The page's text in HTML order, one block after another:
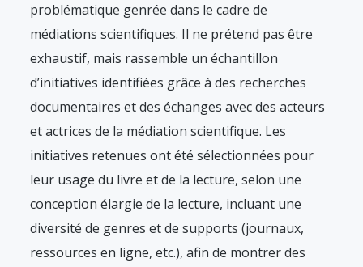
problématique genrée dans le cadre de
médiations scientifiques. Il ne prétend pas être
exhaustif, mais rassemble un échantillon
d’initiatives identifiées grâce à des recherches
documentaires et des échanges avec des acteurs
et actrices de la médiation scientifique. Les
initiatives retenues ont été sélectionnées pour
leur usage du livre et de la lecture, selon une
conception élargie de la lecture, incluant une
diversité de genres et de supports (journaux,
ressources en ligne, etc.), afin de montrer des